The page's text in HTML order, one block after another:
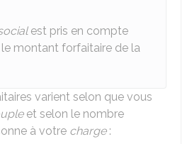
est pris en compte
montant forfaitaire de la
varient selon que vous
et selon le nombre
à votre charge: